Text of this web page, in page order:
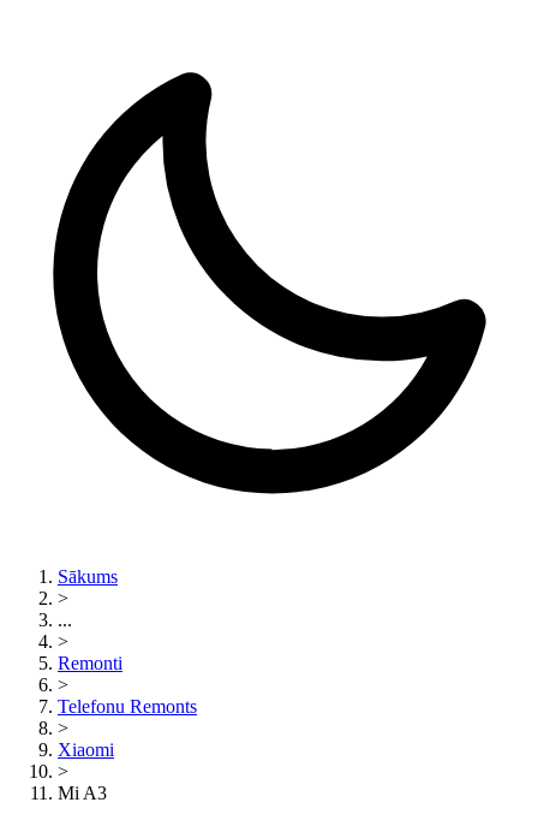
Sākums
>
...
>
Remonti
>
Telefonu Remonts
>
Xiaomi
>
Mi A3